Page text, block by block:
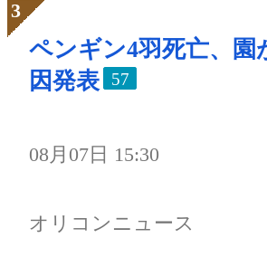
ペンギン4羽死亡、園
因発表
57
08月07日 15:30
オリコンニュース